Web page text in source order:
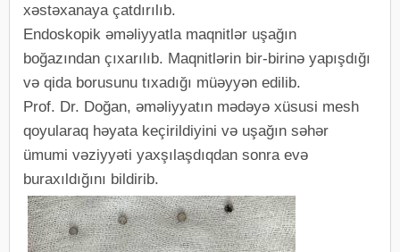
xəstəxanaya çatdırılıb.
Endoskopik əməliyyatla maqnitlər uşağın
boğazından çıxarılıb. Maqnitlərin bir-birinə yapışdığı
və qida borusunu tıxadığı müəyyən edilib.
Prof. Dr. Doğan, əməliyyatın mədəyə xüsusi mesh
qoyularaq həyata keçirildiyini və uşağın səhər
ümumi vəziyyəti yaxşılaşdıqdan sonra evə
buraxıldığını bildirib.